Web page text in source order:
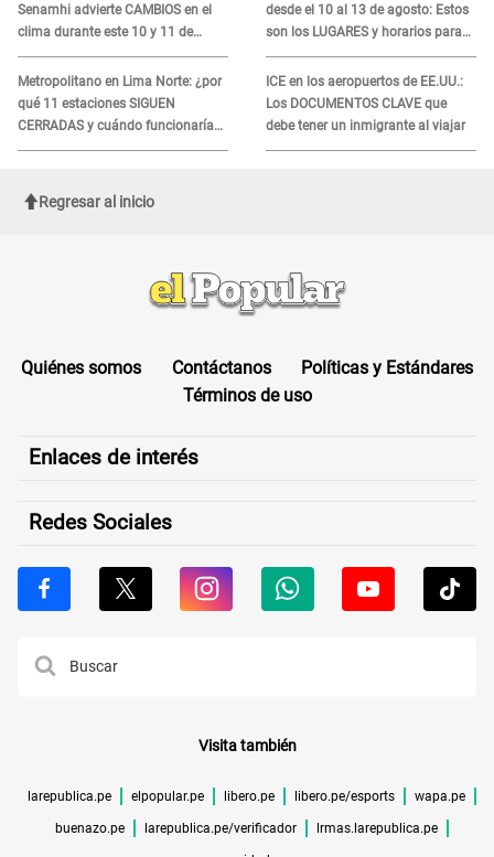
Senamhi advierte CAMBIOS en el
clima durante este 10 y 11 de
agosto
Metropolitano en Lima Norte: ¿por
qué 11 estaciones SIGUEN
CERRADAS y cuándo funcionaría
toda la ampliación?
desde el 10 al 13 de agosto: Estos
son los LUGARES y horarios para
recibir la ayuda
ICE en los aeropuertos de EE.UU.:
Los DOCUMENTOS CLAVE que
debe tener un inmigrante al viajar
Regresar al inicio
Quiénes somos Contáctanos
Políticas y Estándares
Términos de uso
Enlaces de interés
Redes Sociales
Visita también
larepublica.pe elpopular.pe libero.pe libero.pe/esports wapa.pe
buenazo.pe larepublica.pe/verificador lrmas.larepublica.pe